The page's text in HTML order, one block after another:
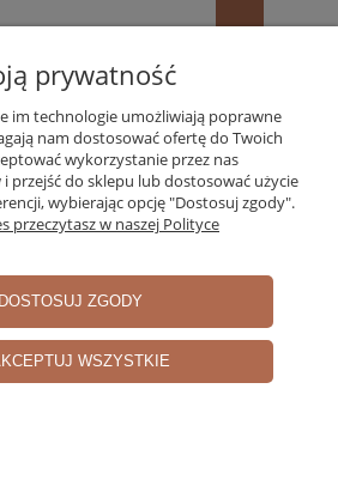
prywatność
im technologie umożliwiają poprawne
nam dostosować ofertę do Twoich
wykorzystanie przez nas
przejść do sklepu lub dostosować użycie
wybierając opcję "Dostosuj zgody".
przeczytasz w naszej Polityce
DOSTOSUJ ZGODY
WSZYSTKIE